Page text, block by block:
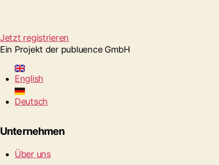
Jetzt registrieren
Ein Projekt der publuence GmbH
English
Deutsch
Unternehmen
Über uns